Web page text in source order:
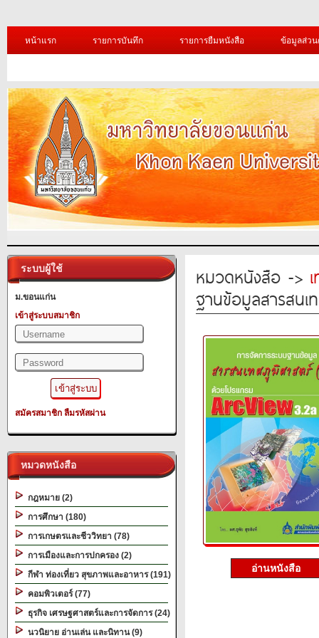
หน้าแรก รายการบันทึก รายการยืมหนังสือ ข้อมูลส่ว
ระบบผู้ใช้
ม.ขอนแก่น
เข้าสู่ระบบสมาชิก
สมัครสมาชิก ลืมรหัสผ่าน
หมวดหนังสือ
กฎหมาย (2)
การศึกษา (180)
การเกษตรและชีววิทยา (78)
การเมืองและการปกครอง (2)
กีฬา ท่องเที่ยว สุขภาพและอาหาร (191)
คอมพิวเตอร์ (77)
ธุรกิจ เศรษฐศาสตร์และการจัดการ (24)
นวนิยาย อ่านเล่น และนิทาน (9)
หมวดหนังสือ ->
ฐานข้อมูลสารสนเ
อ่านหนังสือ